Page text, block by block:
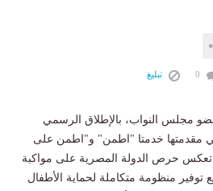
تبليغ
مجلس النواب، بالإطلاق الرسمي
مقدمتها خدمتا "اطمن" و"اطمن على
تعكس حرص الدولة المصرية على مواكبة
توفير منظومة متكاملة لحماية الأطفال